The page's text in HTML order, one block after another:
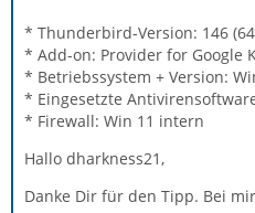
* Thunderbird-Version: 146
* Add-on: Provider for Google
* Betriebssystem + Version:
* Eingesetzte
* Firewall: Win 11 intern
Hallo dharkness21,
Danke Dir für den Tipp. Bei